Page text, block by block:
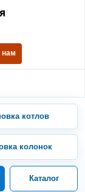
Газовая
нам
котлов
колонок
Каталог